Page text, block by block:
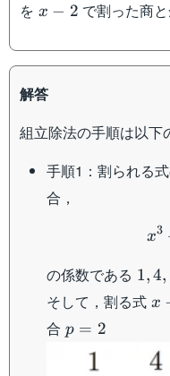
を x-
x − 2 で割った商と
解答
組立除法の手順は以下
手順1：割られる
合，
x3
の係数である 1,4,
そして，割る式 x-
x
合 p=2
p = 2